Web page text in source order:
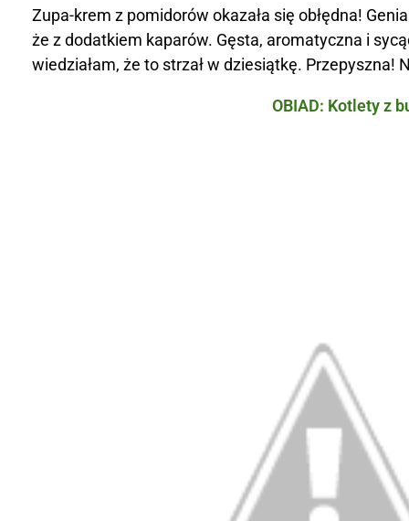
Zupa-krem z pomidorów okazała się obłędna!
że z dodatkiem kaparów. Gęsta, aromatyczna i
wiedziałam, że to strzał w dziesiątkę. Przepyszna!
OBIAD: Kotlety z